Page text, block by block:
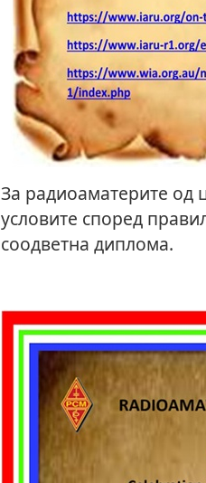
За радиоаматерите од
условите според
соодветна диплома.